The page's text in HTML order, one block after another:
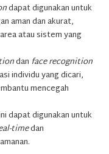
dapat digunakan untuk
aman dan akurat,
atau sistem yang
dan face recognition
individu yang dicari,
mencegah
dapat digunakan untuk
timedan